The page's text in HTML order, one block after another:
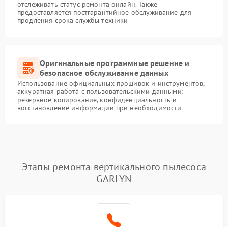
отслеживать статус ремонта онлайн. Также
предоставляется постгарантийное обслуживание для
продления срока службы техники
Оригинальные программные решение и
безопасное обслуживание данных
Использование официальных прошивок и инструментов,
аккуратная работа с пользовательскими данными:
резервное копирование, конфиденциальность и
восстановление информации при необходимости
Этапы ремонта вертикального пылесоса
GARLYN